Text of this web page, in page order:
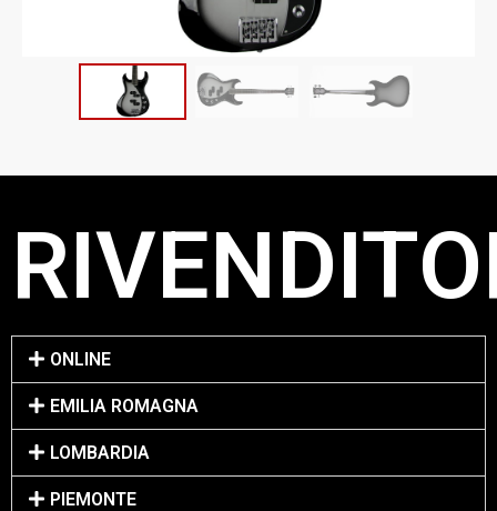
ONLINE
EMILIA ROMAGNA
LOMBARDIA
PIEMONTE